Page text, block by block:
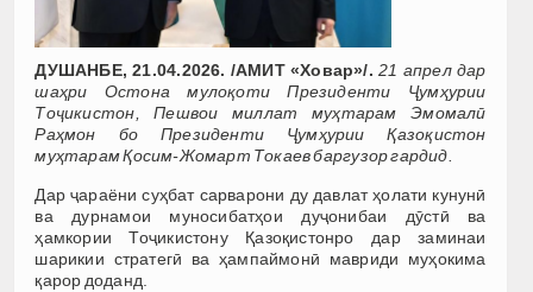
ДУШАНБЕ, 21.04.2026. /АМИТ «Ховар»/.21 апрел дар
шаҳри Остона мулоқоти Президенти Ҷумҳурии
Тоҷикистон, Пешвои миллат муҳтарам Эмомалӣ
Раҳмон бо Президенти Ҷумҳурии Қазоқистон
муҳтарам Қосим-Жомарт Токаев баргузор гардид.
Дар ҷараёни суҳбат сарварони ду давлат ҳолати кунунӣ
ва дурнамои муносибатҳои дуҷонибаи дӯстӣ ва
ҳамкории Тоҷикистону Қазоқистонро дар заминаи
шарикии стратегӣ ва ҳампаймонӣ мавриди муҳокима
қарор доданд.